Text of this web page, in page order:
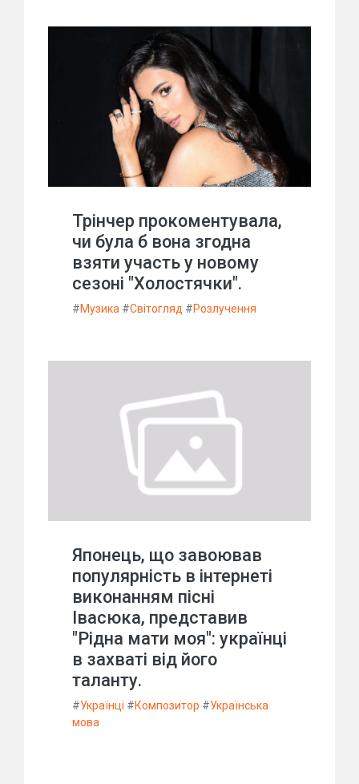
Трінчер прокоментувала,
чи була б вона згодна
взяти участь у новому
сезоні "Холостячки".
#Музика #Світогляд #Розлучення
Японець, що завоював
популярність в інтернеті
виконанням пісні
Івасюка, представив
"Рідна мати моя": українці
в захваті від його
таланту.
#Українці #Композитор #Українська
мова